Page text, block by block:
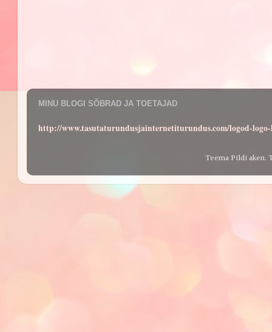
MINU BLOGI SÕBRAD JA TOETAJAD
http://www.tasutaturundusjainternetiturundus.com/logod-
Teema Pildi aken.